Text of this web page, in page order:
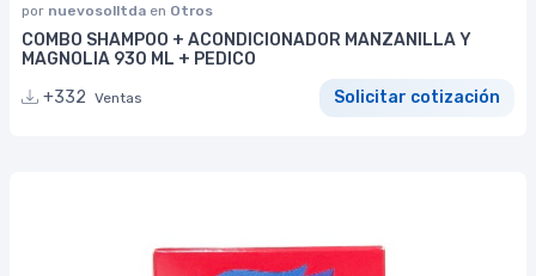
por nuevosolltda en Otros
COMBO SHAMPOO + ACONDICIONADOR MANZANILLA Y
MAGNOLIA 930 ML + PEDICO
+332 Ventas Solicitar cotización